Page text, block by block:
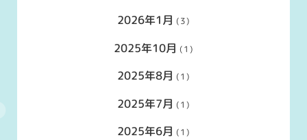
2026年1月 (3)
2025年10月 (1)
2025年8月 (1)
2025年7月 (1)
2025年6月 (1)